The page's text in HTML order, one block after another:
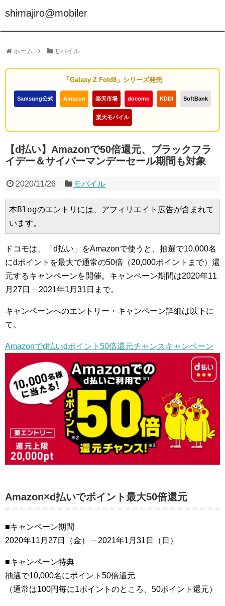
shimajiro@mobiler
ホーム モバイル
「Galaxy Z Fold8」シリーズ発売
Samsung公式 Amazon 楽天市場 docomo KDDI SoftBank
楽天モバイル
【d払い】Amazonで50倍還元、ブラックフラ
イデー＆サイバーマンデーセール期間も対象
2020/11/26 モバイル
本Blogのエントリには、アフィリエイト広告が含まれて
います。
ドコモは、「d払い」をAmazonで使うと、抽選で10,000名
にdポイントを最大で通常の50倍（20,000ポイントまで）還
元するキャンペーンを開催。キャンペーン期間は2020年11
月27日 – 2021年1月31日まで。
キャンペーンへのエントリー・キャンペーン詳細は以下に
て。
Amazonでd払いdポイント50倍還元チャンスキャンペーン
Amazon×d払いでポイント最大50倍還元
■キャンペーン期間
2020年11月27日（金） – 2021年1月31日（日）
■キャンペーン特典
抽選で10,000名にポイント50倍還元
（通常は100円毎に1ポイントのところ、50ポイント還元）